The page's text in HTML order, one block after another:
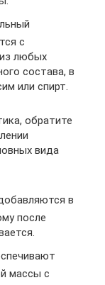
с
любых
состава, в
или спирт.
обратите
вида
в
после
массы с